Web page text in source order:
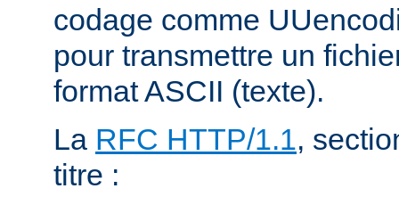
codage comme
pour transmettre un
format ASCII (texte).
La RFC HTTP/1.1,
titre :